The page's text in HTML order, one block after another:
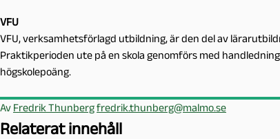
VFU
VFU, verksamhetsförlagd utbildning, är den del av
Praktikperioden ute på en skola genomförs med
högskolepoäng.
Av Fredrik Thunbergfredrik.thunberg@malmo.se
Relaterat innehåll